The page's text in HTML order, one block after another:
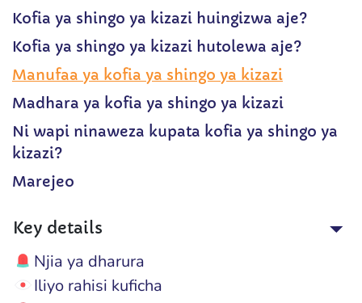
Kofia ya shingo ya kizazi huingizwa aje?
Kofia ya shingo ya kizazi hutolewa aje?
Manufaa ya kofia ya shingo ya kizazi
Madhara ya kofia ya shingo ya kizazi
Ni wapi ninaweza kupata kofia ya shingo ya
kizazi?
Marejeo
Key details
Njia ya dharura
Iliyo rahisi kuficha